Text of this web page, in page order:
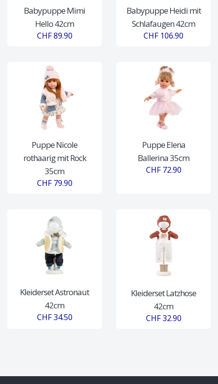
Babypuppe Mimi
Hello 42cm
CHF 89.90
Babypuppe Heidi mit
Schlafaugen 42cm
CHF 106.90
Puppe Nicole
rothaarig mit Rock
35cm
CHF 79.90
Puppe Elena
Ballerina 35cm
CHF 72.90
Kleiderset Astronaut
42cm
CHF 34.50
Kleiderset Latzhose
42cm
CHF 32.90